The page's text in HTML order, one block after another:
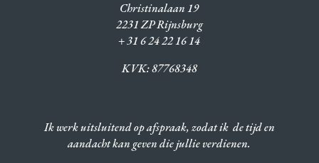
Christinalaan 19
2231 ZP Rijnsburg
+ 31 6 24 22 16 14
KVK:87768348
Ik werk uitsluitend op afspraak, zodat ik de tijd en
aandacht kan geven die jullie verdienen.